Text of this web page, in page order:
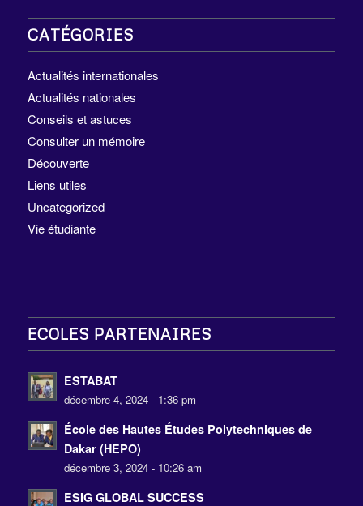
CATÉGORIES
Actualités internationales
Actualités nationales
Conseils et astuces
Consulter un mémoire
Découverte
Liens utiles
Uncategorized
Vie étudiante
ECOLES PARTENAIRES
ESTABAT
décembre 4, 2024 - 1:36 pm
École des Hautes Études Polytechniques de
Dakar (HEPO)
décembre 3, 2024 - 10:26 am
ESIG GLOBAL SUCCESS